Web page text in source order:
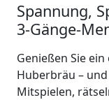
Spannung,
3‑Gänge-
Genießen Sie
Huberbräu –
Mitspielen,